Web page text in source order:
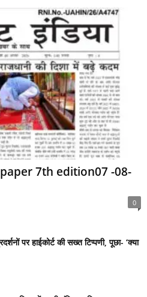
7th edition07 -08-
0
पर हाईकोर्ट की सख्त टिप्पणी, पूछा- ‘क्या